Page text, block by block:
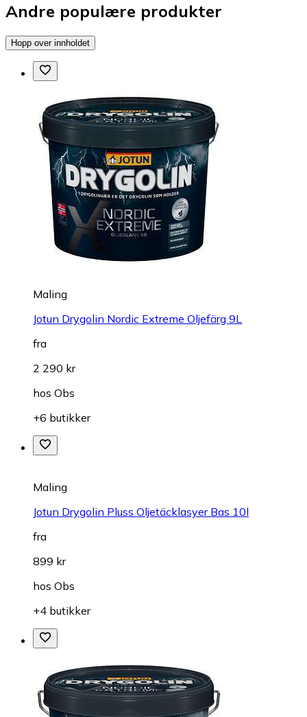
Andre populære produkter
Hopp over innholdet
Maling
Jotun Drygolin Nordic Extreme Oljefärg 9L
fra
2 290 kr
hos Obs
+6 butikker
Maling
Jotun Drygolin Pluss Oljetäcklasyer Bas 10l
fra
899 kr
hos Obs
+4 butikker